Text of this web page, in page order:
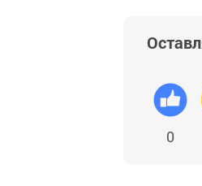
0